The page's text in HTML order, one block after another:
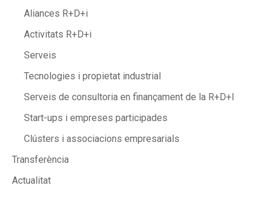
Aliances R+D+i
Activitats R+D+i
Serveis
Tecnologies i propietat industrial
Serveis de consultoria en finançament de la R+D+I
Start-ups i empreses participades
Clústers i associacions empresarials
Transferència
Actualitat